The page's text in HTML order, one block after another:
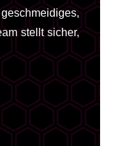
stellt sicher,